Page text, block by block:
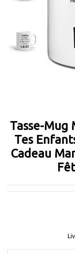
Tasse-Mug
Tes
Cadeau